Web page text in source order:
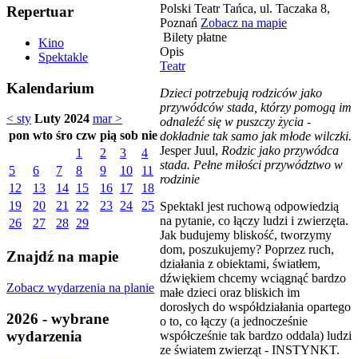
Repertuar
Kino
Spektakle
Kalendarium
< sty Luty 2024 mar >
pon wto śro czw pią sob nie
1
2 3
4
5
6 7 8 9 10
11
12
13 14 15 16 17
18
19
20 21 22 23 24
25
26
27 28 29
Znajdź na mapie
Zobacz wydarzenia na planie
2026 - wybrane
wydarzenia
Polski Teatr Tańca, ul. Taczaka 8,
Poznań Zobacz na mapie
Bilety płatne
Opis
Teatr
Dzieci potrzebują rodziców jako
przywódców stada, którzy pomogą im
odnaleźć się w puszczy życia -
dokładnie tak samo jak młode wilczki.
Jesper Juul, Rodzic jako przywódca
stada. Pełne miłości przywództwo w
rodzinie
Spektakl jest ruchową odpowiedzią
na pytanie, co łączy ludzi i zwierzęta.
Jak budujemy bliskość, tworzymy
dom, poszukujemy? Poprzez ruch,
działania z obiektami, światłem,
dźwiękiem chcemy wciągnąć bardzo
małe dzieci oraz bliskich im
dorosłych do współdziałania opartego
o to, co łączy (a jednocześnie
współcześnie tak bardzo oddala) ludzi
ze światem zwierząt - INSTYNKT.